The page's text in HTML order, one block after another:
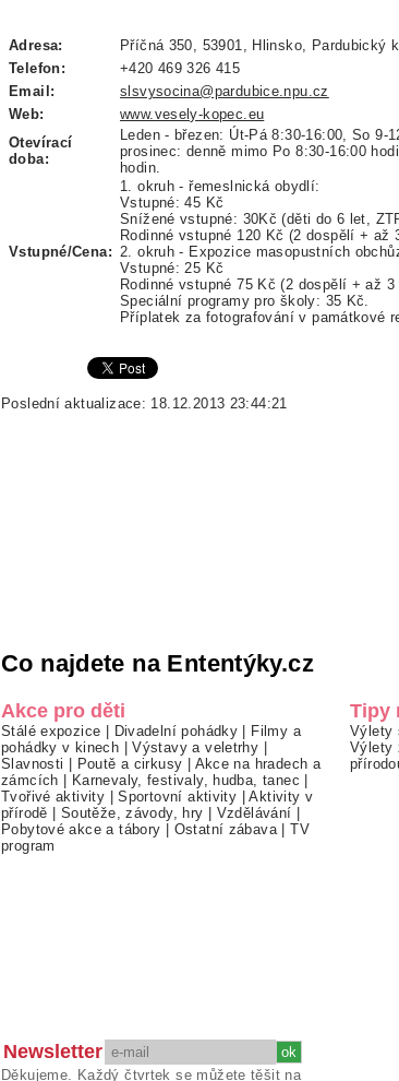
Adresa:
Příčná 350, 53901, Hlinsko, Pardubický
Telefon:
+420 469 326 415
Email:
slsvysocina@pardubice.npu.cz
Web:
www.vesely-kopec.eu
Otevírací
doba:
Leden - březen: Út-Pá 8:30-16:00, So
prosinec: denně mimo Po 8:30-16:00
hodin.
Vstupné/Cena:
1. okruh - řemeslnická obydlí:
Vstupné: 45 Kč
Snížené vstupné: 30Kč (děti do 6 let,
Rodinné vstupné 120 Kč (2 dospělí + až
2. okruh - Expozice masopustních
Vstupné: 25 Kč
Rodinné vstupné 75 Kč (2 dospělí + až
Speciální programy pro školy: 35 Kč.
Příplatek za fotografování v památkové
Poslední aktualizace: 18.12.2013 23:44:21
Co najdete na Ententýky.cz
Akce pro děti
Stálé expozice | Divadelní pohádky | Filmy a
pohádky v kinech |Výstavy a veletrhy |
Slavnosti | Poutě a cirkusy | Akce na hradech a
zámcích | Karnevaly, festivaly, hudba, tanec |
Tvořivé aktivity |Sportovní aktivity |Aktivity v
přírodě | Soutěže, závody, hry | Vzdělávání |
Pobytové akce a tábory | Ostatní zábava |TV
program
Tipy
Výlety
Výlety
Newsletter
Děkujeme. Každý čtvrtek se můžete těšit na